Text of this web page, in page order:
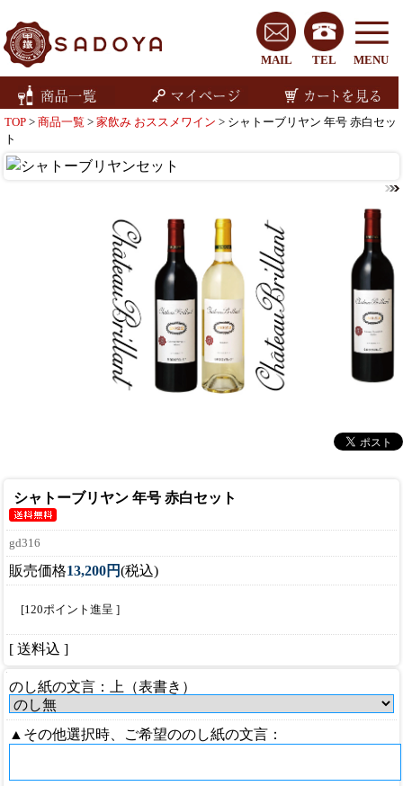
MENU
TEL
MAIL
TOP > 商品一覧 > 家飲み おススメワイン > シャトーブリヤン 年号 赤白セッ
ト
シャトーブリヤン 年号 赤白セット
gd316
販売価格13,200円(税込)
[120ポイント進呈 ]
[ 送料込 ]
のし紙の文言：上（表書き）
▲その他選択時、ご希望ののし紙の文言：